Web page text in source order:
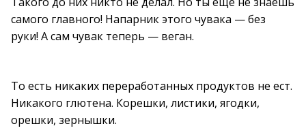
самого главного! Напарник этого чувака — без
руки! А сам чувак теперь — веган.
То есть никаких переработанных продуктов не ест.
Никакого глютена. Корешки, листики, ягодки,
орешки, зернышки.